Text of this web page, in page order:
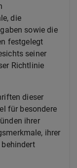
die
sowie die
festgelegt
seiner
Richtlinie
dieser
für besondere
ihrer
ihrer